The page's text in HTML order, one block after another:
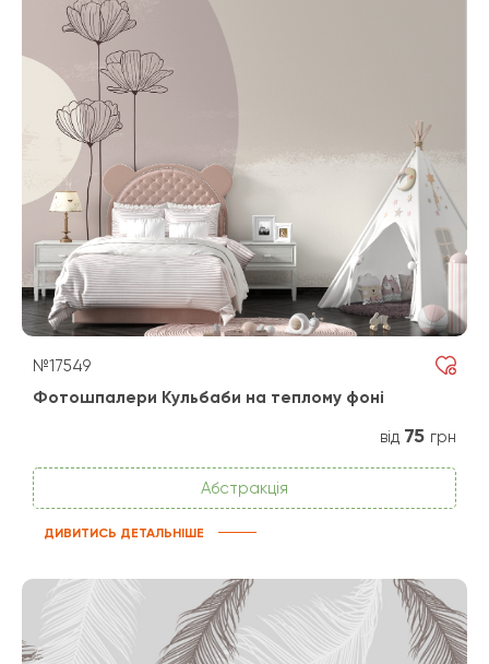
№17549
Фотошпалери Кульбаби на теплому фоні
від 75 грн
Абстракція
ДИВИТИСЬ ДЕТАЛЬНІШЕ